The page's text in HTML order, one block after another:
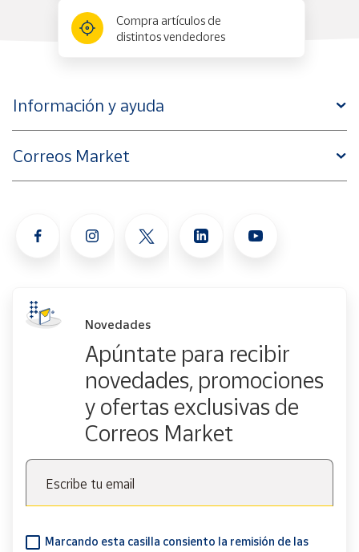
Compra artículos de
distintos vendedores
Información y ayuda
Correos Market
Novedades
Apúntate para recibir
novedades, promociones
y ofertas exclusivas de
Correos Market
Escribe tu email
Marcando esta casilla consiento la remisión de las